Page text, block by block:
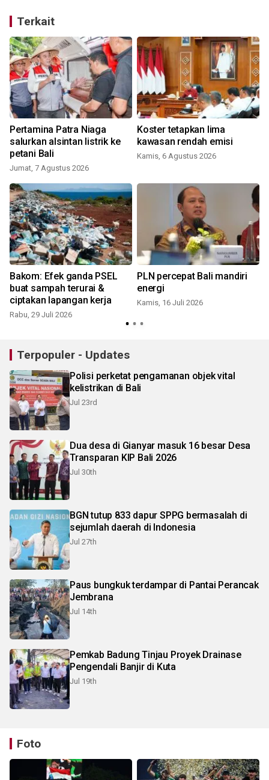
Terkait
Pertamina Patra Niaga
salurkan alsintan listrik ke
petani Bali
Jumat, 7 Agustus 2026
Koster tetapkan lima
kawasan rendah emisi
Kamis, 6 Agustus 2026
Bakom: Efek ganda PSEL
buat sampah terurai &
ciptakan lapangan kerja
Rabu, 29 Juli 2026
PLN percepat Bali mandiri
energi
Kamis, 16 Juli 2026
Terpopuler - Updates
Polisi perketat pengamanan objek vital
kelistrikan di Bali
Jul 23rd
Dua desa di Gianyar masuk 16 besar Desa
Transparan KIP Bali 2026
Jul 30th
BGN tutup 833 dapur SPPG bermasalah di
sejumlah daerah di Indonesia
Jul 27th
Paus bungkuk terdampar di Pantai Perancak
Jembrana
Jul 14th
Pemkab Badung Tinjau Proyek Drainase
Pengendali Banjir di Kuta
Jul 19th
Foto